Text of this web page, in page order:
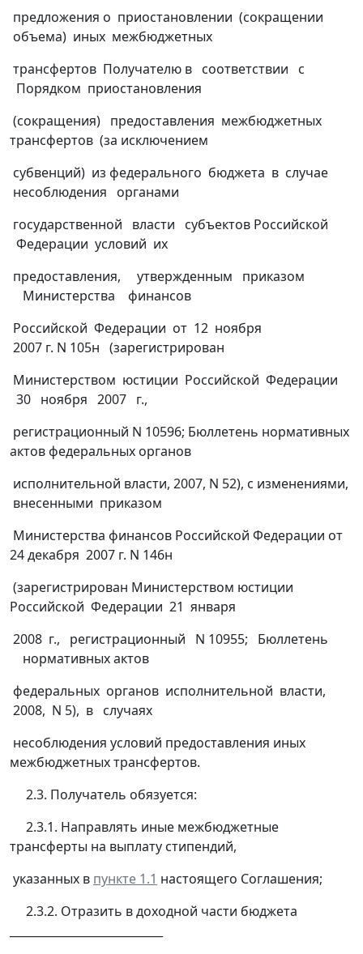
предложения о приостановлении (сокращении
объема) иных межбюджетных
трансфертов Получателю в соответствии с
Порядком приостановления
(сокращения) предоставления межбюджетных
трансфертов (за исключением
субвенций) из федерального бюджета в случае
несоблюдения органами
государственной власти субъектов Российской
Федерации условий их
предоставления, утвержденным приказом
Министерства финансов
Российской Федерации от 12 ноября
2007 г. N 105н (зарегистрирован
Министерством юстиции Российской Федерации
30 ноября 2007 г.,
регистрационный N 10596; Бюллетень нормативных
актов федеральных органов
исполнительной власти, 2007, N 52), с изменениями,
внесенными приказом
Министерства финансов Российской Федерации от
24 декабря 2007 г. N 146н
(зарегистрирован Министерством юстиции
Российской Федерации 21 января
2008 г., регистрационный N 10955; Бюллетень
нормативных актов
федеральных органов исполнительной власти,
2008, N 5), в случаях
несоблюдения условий предоставления иных
межбюджетных трансфертов.
2.3. Получатель обязуется:
2.3.1. Направлять иные межбюджетные
трансферты на выплату стипендий,
указанных в пункте 1.1 настоящего Соглашения;
2.3.2. Отразить в доходной части бюджета